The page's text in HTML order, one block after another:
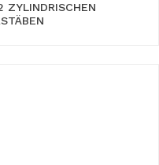
ZYLINDRISCHEN